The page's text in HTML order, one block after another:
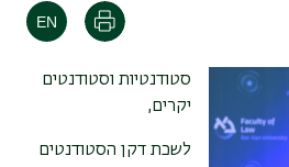
הדפסה
סטודנטיות וסטודנטים
יקרים,
לשכת דקן הסטודנטים